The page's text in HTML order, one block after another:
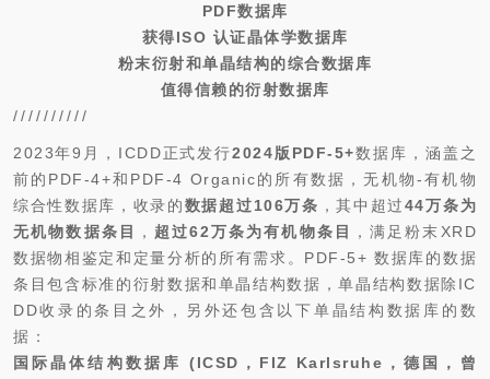
PDF数据库
获得ISO 认证晶体学数据库
粉末衍射和单晶结构的综合数据库
值得信赖的衍射数据库
//////////
2023年9月，ICDD正式发行2024版PDF-5+数据库，涵盖之
前的PDF-4+和PDF-4 Organic的所有数据，无机物-有机物
综合性数据库，收录的数据超过106万条 ，其中超过44万条为
无机物数据条目
， 超过62万条为有机物条目
，满足粉末XRD
数据物相鉴定和定量分析的所有需求。PDF-5+ 数据库的数据
条目包含标准的衍射数据和单晶结构数据，单晶结构数据除IC
DD收录的条目之外，另外还包含以下单晶结构数据库的数
据：
国际晶体结构数据库 (ICSD，FIZ Karlsruhe，德国，曾